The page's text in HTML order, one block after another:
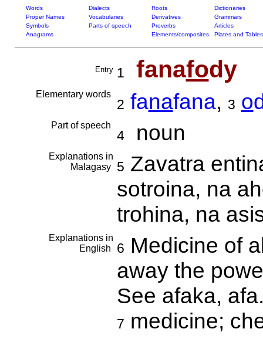
Words Dialects Roots
Dictionaries
Proper Names
Vocabularies Derivatives
Grammars
Symbols
Parts of speech Proverbs
Articles
Anagrams
Elements/composites Plates and Tables
Entry 1 fanafody
Elementary words
2 fanafana, 3 o
Part of speech
4noun
Explanations in
Malagasy
5 Zavatra
sotroina, na
trohina, na
Explanations in
English
6 Medicine of
away the
See afaka,
7 medicine;